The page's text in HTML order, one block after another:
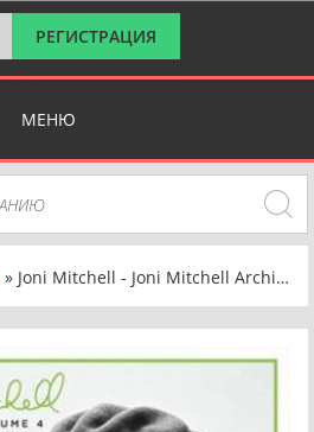
РЕГИСТРАЦИЯ
МЕНЮ
» Joni Mitchell - Joni Mitchell Archives, Vol. 4: The Asylum Years [24-bit Hi-Res, 1976-1980] (2024) FLAC